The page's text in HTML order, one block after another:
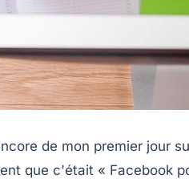
de mon premier jour
que c'était « Facebook